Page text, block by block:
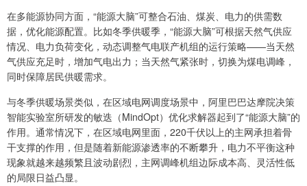
在多能源协同方面，“能源大脑”可整合石油、煤炭、电力的供需数
据，优化能源配置。比如冬季供暖季，“能源大脑”可根据天然气供应
情况、电力负荷变化，动态调整气电联产机组的运行策略——当天然
气供应充足时，增加气电出力；当天然气紧张时，切换为煤电调峰，
同时保障居民供暖需求。
与冬季供暖场景类似，在区域电网调度场景中，阿里巴巴达摩院决策
智能实验室所研发的敏迭（MindOpt）优化求解器起到了“能源大脑”的
作用。通常情况下，在区域电网里面，220千伏以上的主网承担着骨
干支撑的作用，但是随着新能源渗透率的不断攀升，电力不平衡这种
现象就越来越频繁且波动剧烈，主网调峰机组边际成本高、灵活性低
的局限日益凸显。